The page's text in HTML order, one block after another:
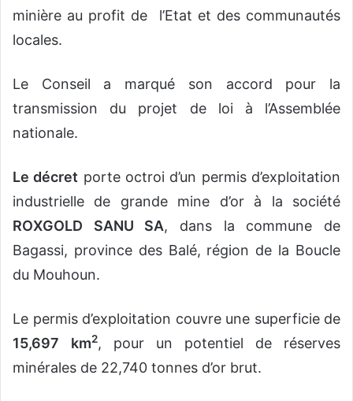
minière au profit de l’Etat et des communautés
locales.
Le Conseil a marqué son accord pour la
transmission du projet de loi à l’Assemblée
nationale.
Le décret porte octroi d’un permis d’exploitation
industrielle de grande mine d’or à la société
ROXGOLD SANU SA, dans la commune de
Bagassi, province des Balé, région de la Boucle
du Mouhoun.
Le permis d’exploitation couvre une superficie de
15,697
km2, pour un potentiel de réserves
minérales de 22,740 tonnes d’or brut.